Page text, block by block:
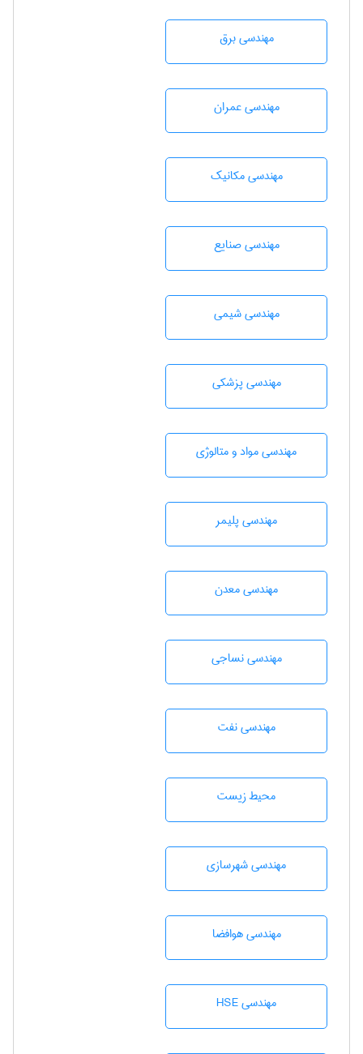
مهندسی برق
مهندسی عمران
مهندسی مکانیک
مهندسی صنايع
مهندسي شيمی
مهندسی پزشکی
مهندسی مواد و متالوژی
مهندسی پليمر
مهندسی معدن
مهندسي نساجی
مهندسی نفت
محيط زيست
مهندسی شهرسازی
مهندسی هوافضا
مهندسی HSE